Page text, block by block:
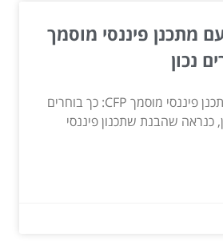
עם מתכנן פיננסי מוסמך
״תכנון פיננסי עם מתכנן פיננסי מוסמך CFP: כך בוחרים
כנראה שהבנת שתכנון פיננסי